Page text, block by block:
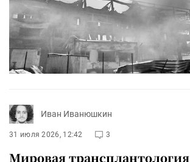
Иван Иванюшкин
31 июля 2026, 12:42 3
Мировая